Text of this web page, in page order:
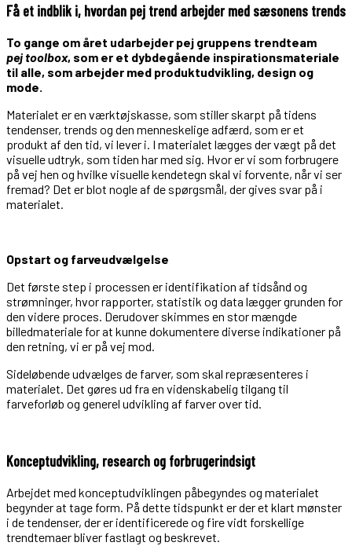
Få et indblik i, hvordan pej trend arbejder med sæsonens trends
To gange om året udarbejder pej gruppens trendteam
pej toolbox, som er et dybdegående inspirationsmateriale
til alle, som arbejder med produktudvikling, design og
mode.
Materialet er en værktøjskasse, som stiller skarpt på tidens
tendenser, trends og den menneskelige adfærd, som er et
produkt af den tid, vi lever i. I materialet lægges der vægt på det
visuelle udtryk, som tiden har med sig. Hvor er vi som forbrugere
på vej hen og hvilke visuelle kendetegn skal vi forvente, når vi ser
fremad? Det er blot nogle af de spørgsmål, der gives svar på i
materialet.
Opstart og farveudvælgelse
Det første step i processen er identifikation af tidsånd og
strømninger, hvor rapporter, statistik og data lægger grunden for
den videre proces. Derudover skimmes en stor mængde
billedmateriale for at kunne dokumentere diverse indikationer på
den retning, vi er på vej mod.
Sideløbende udvælges de farver, som skal repræsenteres i
materialet. Det gøres ud fra en videnskabelig tilgang til
farveforløb og generel udvikling af farver over tid.
Konceptudvikling, research og forbrugerindsigt
Arbejdet med konceptudviklingen påbegyndes og materialet
begynder at tage form. På dette tidspunkt er der et klart mønster
i de tendenser, der er identificerede og fire vidt forskellige
trendtemaer bliver fastlagt og beskrevet.